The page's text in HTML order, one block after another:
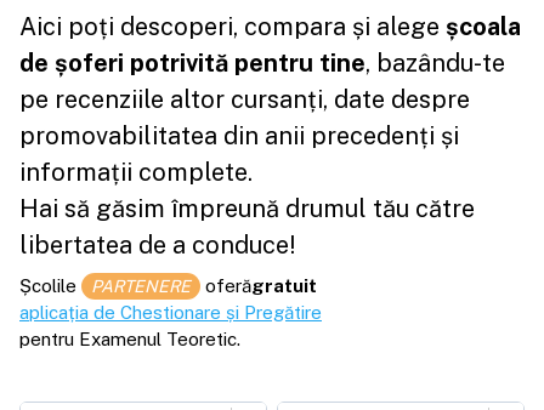
Aici poți descoperi, compara și alege școala
de șoferi potrivită pentru tine, bazându-te
pe recenziile altor cursanți, date despre
promovabilitatea din anii precedenți și
informații complete.
Hai să găsim împreună drumul tău către
libertatea de a conduce!
Școlile PARTENERE oferăgratuit
aplicația de Chestionare și Pregătire
pentru Examenul Teoretic.